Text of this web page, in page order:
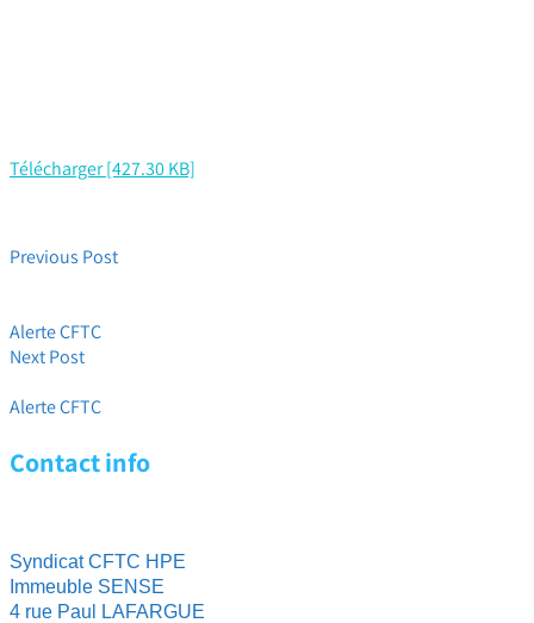
Télécharger [427.30 KB]
Previous Post
Alerte CFTC
Next Post
Alerte CFTC
Contact info
Syndicat CFTC HPE
Immeuble SENSE
4 rue Paul LAFARGUE